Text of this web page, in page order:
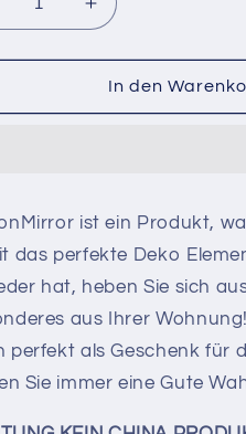
Erhöhe
die
Menge
fürIn den
ist ein Produkt,
das perfekte Deko
hat, heben Sie sich
aus Ihrer
perfekt als Geschenk für
Sie immer eine Gute